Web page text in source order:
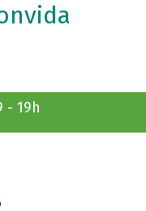
- 19h